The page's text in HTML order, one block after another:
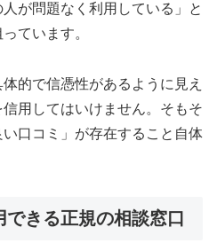
が問題なく利用している」と
ています。
的で信憑性があるように見え
用してはいけません。そもそ
口コミ」が存在すること自体
きる正規の相談窓口